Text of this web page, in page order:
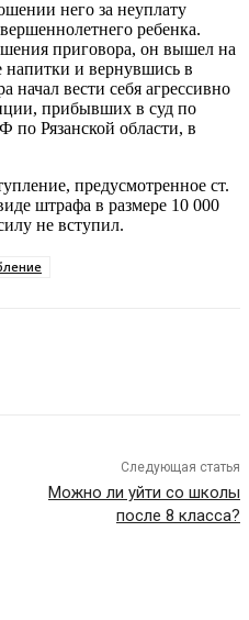
него за неуплату
ребенка.
приговора, он вышел на
напитки и вернувшись в
начал вести себя агрессивно
прибывших в суд по
Рязанской области, в
предусмотренное ст.
штрафа в размере 10 000
не вступил.
Следующая статья
Можно ли уйти со школы
после 8 класса?